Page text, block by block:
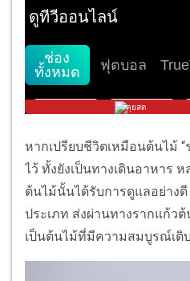
หากเปรียบชีวิตเหมือนต้นไม้
ไว้ ทั้งยังเป็นทางเดินอาหาร
ต้นไม้นั้นได้รับการดูแลอย่าง
ประเภท ส่งผ่านทางรากแก้ว
เป็นต้นไม้ที่มีความสมบูรณ์เติ